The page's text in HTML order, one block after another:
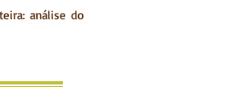
análise do